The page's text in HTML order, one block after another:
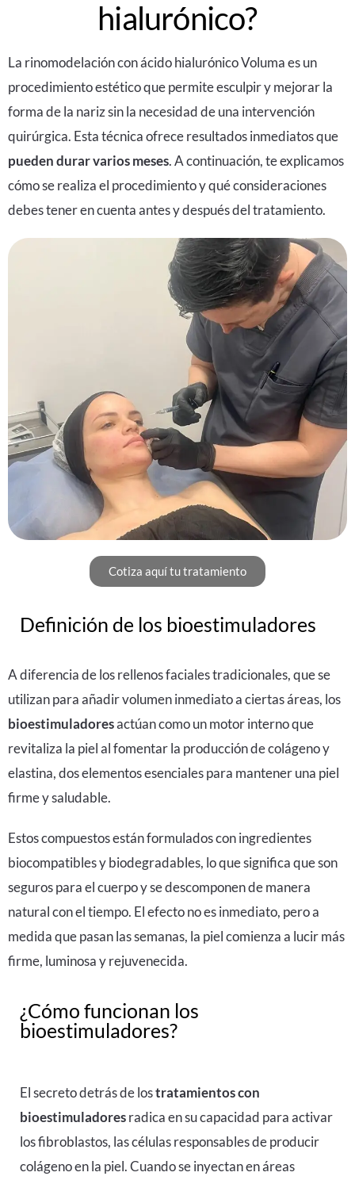
hialurónico?
La rinomodelación conácido hialurónico Volumaes un
procedimiento estético que permite esculpir y mejorar la
forma de la nariz sin la necesidad de una intervención
quirúrgica. Esta técnica ofrece resultados inmediatos que
pueden durar varios meses. A continuación, te explicamos
cómo se realiza el procedimiento y qué consideraciones
debes tener en cuenta antes y después del tratamiento.
Cotiza aquí tu tratamiento
Definición de los bioestimuladores
A diferencia de los rellenos faciales tradicionales, que se
utilizan para añadir volumen inmediato a ciertas áreas, los
bioestimuladoresactúan como un motor interno que
revitaliza la piel al fomentar la producción de colágeno y
elastina, dos elementos esenciales para mantener una piel
firme y saludable.
Estos compuestos están formulados con ingredientes
biocompatibles y biodegradables, lo que significa que son
seguros para el cuerpo y se descomponen de manera
natural con el tiempo. El efecto no es inmediato, pero a
medida que pasan las semanas, la piel comienza a lucir más
firme, luminosa y rejuvenecida.
¿Cómo funcionan los
bioestimuladores?
El secreto detrás de lostratamientos con
bioestimuladoresradica en su capacidad para activar
los fibroblastos, las células responsables de producir
colágeno en la piel. Cuando se inyectan en áreas